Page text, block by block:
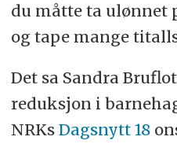
du måtte ta ulønnet
og tape mange
Det sa Sandra
reduksjon i
NRKs Dagsnytt 18